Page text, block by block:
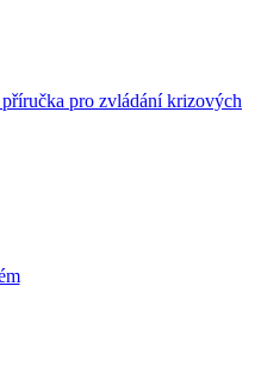
pro zvládání krizových